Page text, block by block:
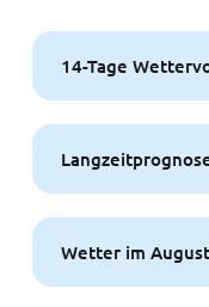
14-Tage
Wetter im August